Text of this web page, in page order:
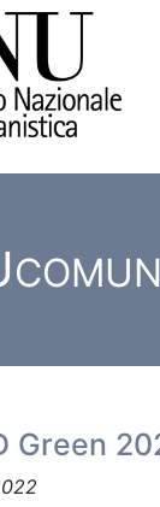
Green